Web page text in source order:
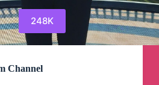
248K
Channel